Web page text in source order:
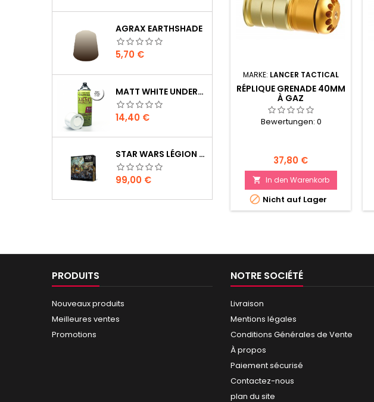
AGRAX EARTHSHADE
Prix
5,70 €
MATT WHITE UNDERCOAT
Prix
14,40 €
STAR WARS LÉGION : BOÎTE DE BASE CLONE WARS
Prix
99,00 €
MARKE: LANCER TACTICAL
RÉPLIQUE GRENADE 40MM
À GAZ
Bewertungen: 0
Preis
37,80 €
 In den Warenkorb
 Nicht auf Lager
PRODUITS
Nouveaux produits
Meilleures ventes
Promotions
NOTRE SOCIÉTÉ
Livraison
Mentions légales
Conditions Générales de Vente
À propos
Paiement sécurisé
Contactez-nous
plan du site